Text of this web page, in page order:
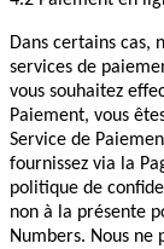
Dans certains cas,
services de
vous souhaitez
Paiement, vous
Service de
fournissez via la
politique de
non à la présente
Numbers. Nous ne